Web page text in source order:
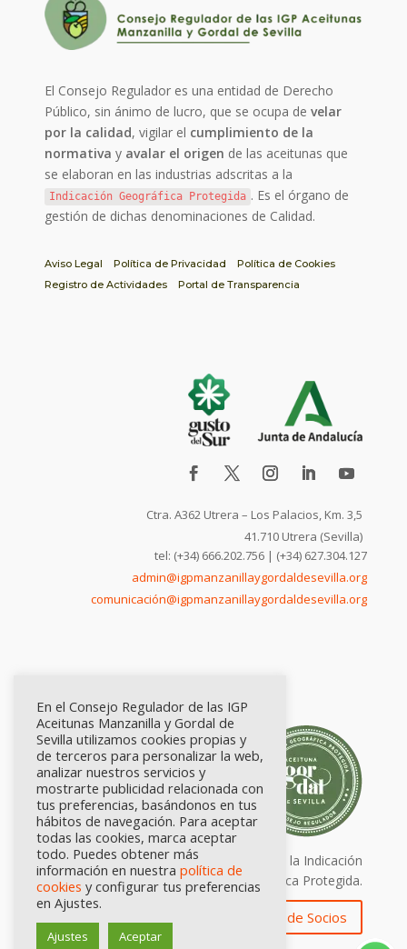
El Consejo Regulador es una entidad de Derecho
Público, sin ánimo de lucro, que se ocupa develar
por la calidad, vigilar el cumplimiento de la
normativa y avalar el origen de las aceitunas que
se elaboran en las industrias adscritas a la
Indicación Geográfica Protegida . Es el órgano de
gestión de dichas denominaciones de Calidad.
Aviso Legal Política de Privacidad
Política de Cookies
Registro de Actividades
Portal de Transparencia
Ctra. A362 Utrera – Los Palacios, Km. 3,5
41.710 Utrera (Sevilla)
tel: (+34) 666.202.756 | (+34) 627.304.127
admin@igpmanzanillaygordaldesevilla.org
comunicación@igpmanzanillaygordaldesevilla.org
Calidad certificada por Origen. Sellos de la Indicación
Geográfica Protegida.
Zona de Socios
En el Consejo Regulador de las IGP
Aceitunas Manzanilla y Gordal de
Sevilla utilizamos cookies propias y
de terceros para personalizar la web,
analizar nuestros servicios y
mostrarte publicidad relacionada con
tus preferencias, basándonos en tus
hábitos de navegación. Para aceptar
todas las cookies, marca aceptar
todo. Puedes obtener más
información en nuestra política de
cookies y configurar tus preferencias
en Ajustes.
Ajustes Aceptar